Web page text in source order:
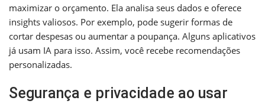
maximizar o orçamento. Ela analisa seus dados e oferece
insights valiosos. Por exemplo, pode sugerir formas de
cortar despesas ou aumentar a poupança. Alguns aplicativos
já usam IA para isso. Assim, você recebe recomendações
personalizadas.
Segurança e privacidade ao usar